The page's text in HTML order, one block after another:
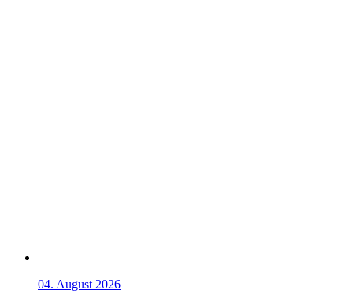
04. August 2026